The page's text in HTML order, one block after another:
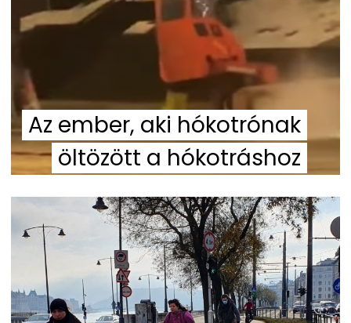
Az ember, aki hókotrónak
öltözött a hókotráshoz